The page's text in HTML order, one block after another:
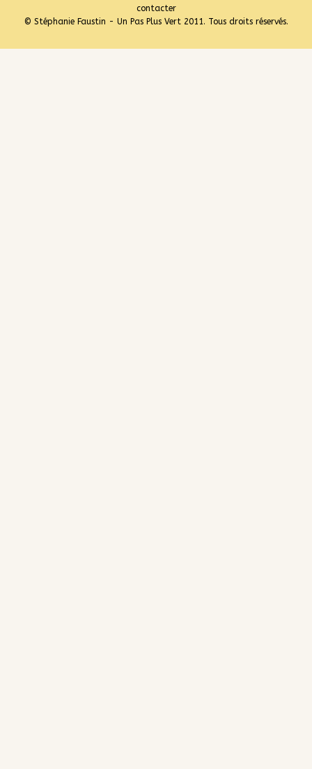
contacter
© Stéphanie Faustin - Un Pas Plus Vert 2011. Tous droits réservés.